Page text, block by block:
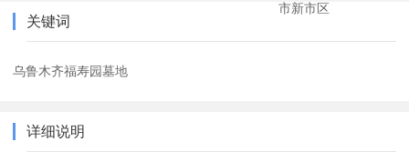
市新市区
关键词
乌鲁木齐福寿园墓地
详细说明